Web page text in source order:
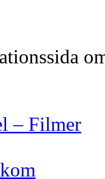
– Filmer